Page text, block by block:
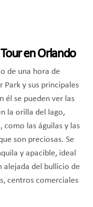
en Orlando
de una hora de
Park y sus principales
él se pueden ver las
la orilla del lago,
como las águilas y las
son preciosas. Se
y apacible, ideal
alejada del bullicio de
centros comerciales